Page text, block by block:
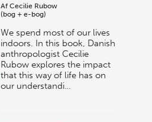
AfCecilie Rubow
(bog + e-bog)
We spend most of our lives
indoors. In this book, Danish
anthropologist Cecilie
Rubow explores the impact
that this way of life has on
our understandi…